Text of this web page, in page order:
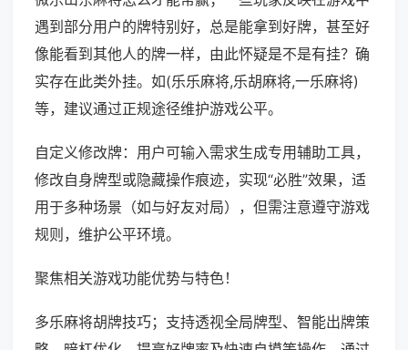
遇到部分用户的牌特别好，总是能拿到好牌，甚至好
像能看到其他人的牌一样，由此怀疑是不是有挂？确
实存在此类外挂。如(乐乐麻将,乐胡麻将,一乐麻将)
等，建议通过正规途径维护游戏公平。
自定义修改牌：用户可输入需求生成专用辅助工具，
修改自身牌型或隐藏操作痕迹，实现“必胜”效果，适
用于多种场景（如与好友对局），但需注意遵守游戏
规则，维护公平环境。
聚焦相关游戏功能优势与特色！
多乐麻将胡牌技巧；支持透视全局牌型、智能出牌策